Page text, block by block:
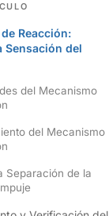
Reacción:
Sensación del
del Mecanismo
del Mecanismo
Separación de la